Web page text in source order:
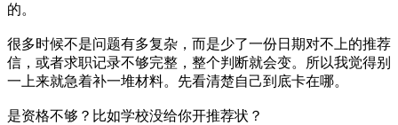
的。
很多时候不是问题有多复杂，而是少了一份日期对不上的推荐
信，或者求职记录不够完整，整个判断就会变。所以我觉得别
一上来就急着补一堆材料。先看清楚自己到底卡在哪。
是资格不够？比如学校没给你开推荐状？